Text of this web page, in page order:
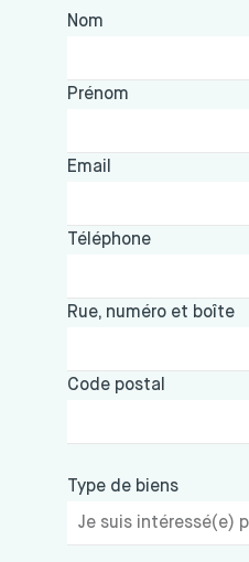
Nom
Prénom
Email
Téléphone
Rue, numéro et boîte
Code postal
Type de biens